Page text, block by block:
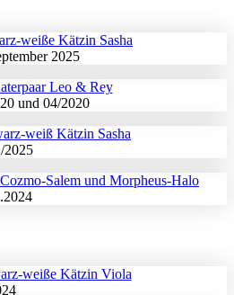
weiße Kätzin Sasha
2025
Leo & Rey
und 04/2020
weiß Kätzin Sasha
2025
Salem und Morpheus-Halo
weiße Kätzin Viola